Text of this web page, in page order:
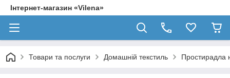
Інтернет-магазин «Vilena»
Товари та послуги Домашній текстиль Простирадла